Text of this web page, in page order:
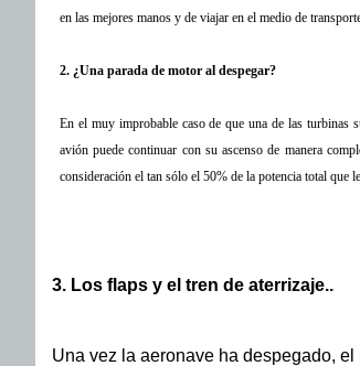
en las mejores manos y de viajar en el medio de
2. ¿Una parada de motor al despegar?
En el muy improbable caso de que una de las turbinas
avión puede continuar con su ascenso de manera
consideración el tan sólo el 50% de la potencia total que
3. Los flaps y el tren de aterrizaje..
Una vez la aeronave ha despegado,